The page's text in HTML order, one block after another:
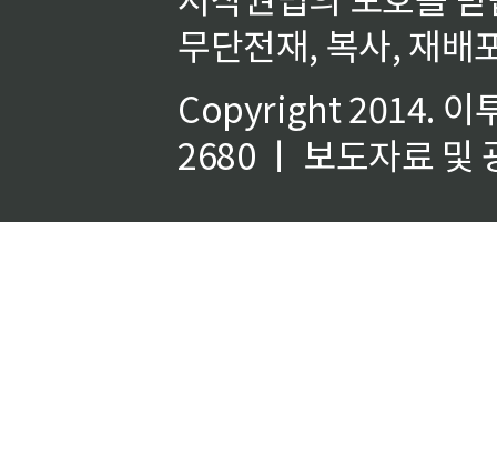
무단전재, 복사, 재배
Copyright 2014. 이
2680 ㅣ 보도자료